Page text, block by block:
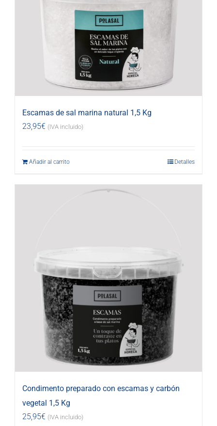
Escamas de sal marina natural 1,5 Kg
23,95€ (IVA incluido)
Añadir al carrito Detalles
Condimento preparado con escamas y carbón
vegetal 1,5 Kg
25,95€ (IVA incluido)